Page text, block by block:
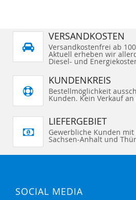
VERSANDKOSTEN
Versandkostenfrei ab
Aktuell erheben wir
Diesel- und
KUNDENKREIS
Bestellmöglichkeit
Kunden. Kein Verkauf
LIEFERGEBIET
Gewerbliche Kunden
Sachsen-Anhalt und
SOCIAL MEDIA